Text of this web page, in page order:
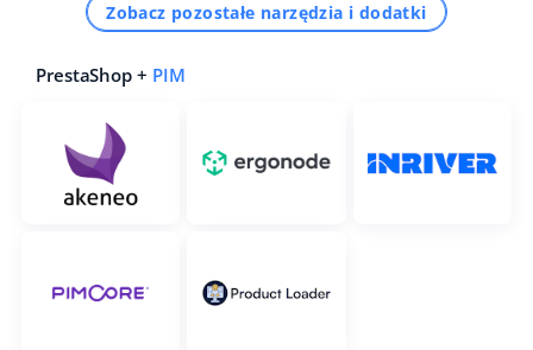
Zobacz pozostałe narzędzia i dodatki
PrestaShop + PIM